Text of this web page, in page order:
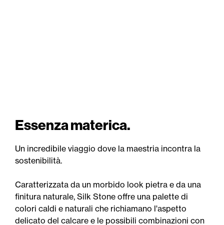
Essenza materica.
Un incredibile viaggio dove la maestria incontra la
sostenibilità.
Caratterizzata da un morbido look pietra e da una
finitura naturale, Silk Stone offre una palette di
colori caldi e naturali che richiamano l'aspetto
delicato del calcare e le possibili combinazioni con